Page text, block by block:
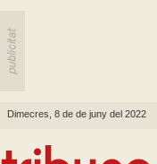
Dimecres, 8 de de juny del 2022